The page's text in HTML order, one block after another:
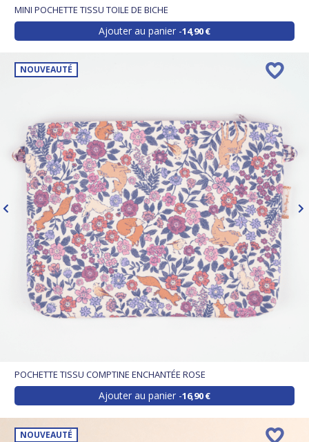
MINI POCHETTE TISSU TOILE DE BICHE
Ajouter au panier 14,90 €
NOUVEAUTÉ
POCHETTE TISSU COMPTINE ENCHANTÉE ROSE
Ajouter au panier 16,90 €
NOUVEAUTÉ